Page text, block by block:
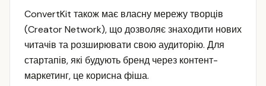
ConvertKit також має власну мережу творців
(Creator Network), що дозволяє знаходити нових
читачів та розширювати свою аудиторію. Для
стартапів, які будують бренд через контент-
маркетинг, це корисна фіша.